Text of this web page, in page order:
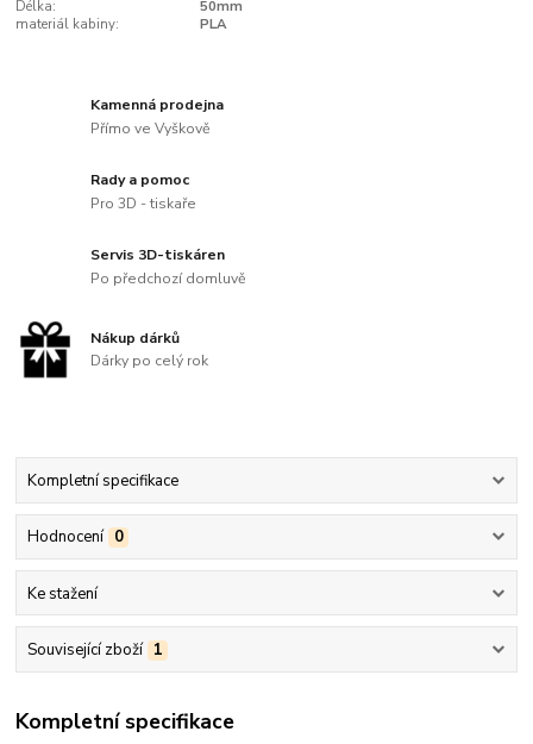
Délka:
50mm
materiál kabiny:
PLA
Kamenná prodejna
Přímo ve Vyškově
Rady a pomoc
Pro 3D - tiskaře
Servis 3D-tiskáren
Po předchozí domluvě
Nákup dárků
Dárky po celý rok
Kompletní specifikace
Hodnocení 0
Ke stažení
Související zboží 1
Kompletní specifikace